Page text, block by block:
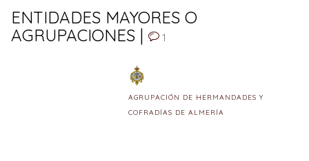
ENTIDADES MAYORES O
AGRUPACIONES |
1
AGRUPACIÓN DE HERMANDADES Y
COFRADÍAS DE ALMERÍA